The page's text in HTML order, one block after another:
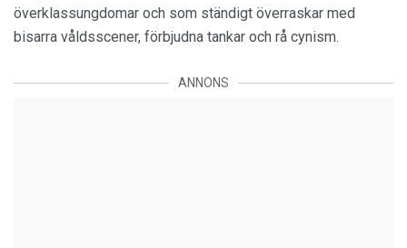
överklassungdomar och som ständigt överraskar med
bisarra våldsscener, förbjudna tankar och rå cynism.
ANNONS